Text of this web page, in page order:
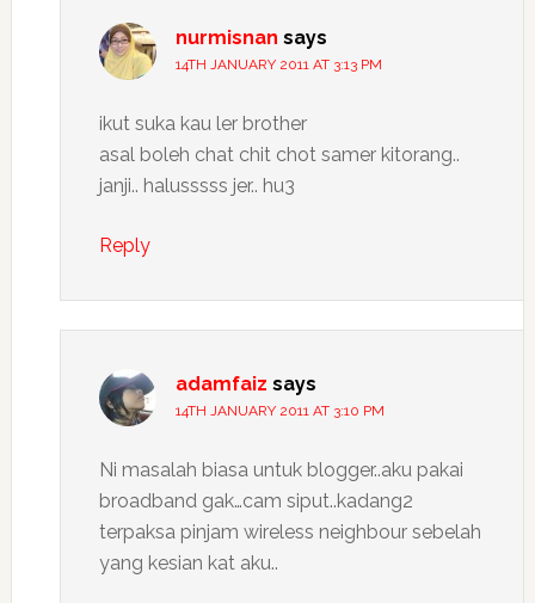
nurmisnan says
14TH JANUARY 2011 AT 3:13 PM
ikut suka kau ler brother
asal boleh chat chit chot samer kitorang..
janji.. halusssss jer.. hu3
Reply
adamfaiz says
14TH JANUARY 2011 AT 3:10 PM
Ni masalah biasa untuk blogger..aku pakai
broadband gak…cam siput..kadang2
terpaksa pinjam wireless neighbour sebelah
yang kesian kat aku..